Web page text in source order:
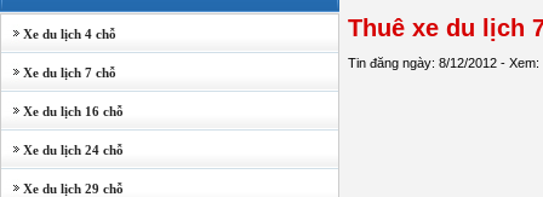
Xe du lịch 4 chỗ
Xe du lịch 7 chỗ
Xe du lịch 16 chỗ
Xe du lịch 24 chỗ
Xe du lịch 29 chỗ
Thuê xe du lịch
Tin đăng ngày: 8/12/2012 - Xem: